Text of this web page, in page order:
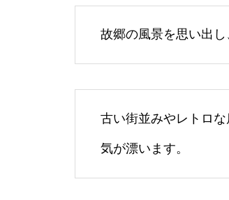
故郷の風景を思い出し
古い街並みやレトロ
気が漂います。